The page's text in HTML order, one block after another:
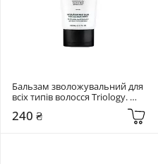
Бальзам зволожувальний для
всіх типів волосся Triology.
240 ₴